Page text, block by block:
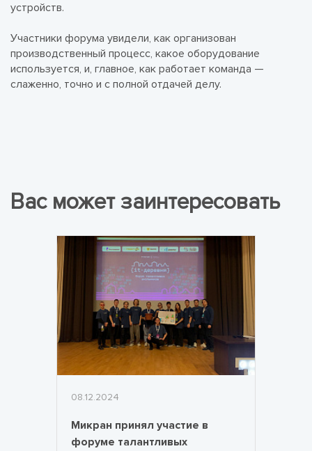
устройств.
Участники форума увидели, как организован
производственный процесс, какое оборудование
используется, и, главное, как работает команда —
слаженно, точно и с полной отдачей делу.
Вас может заинтересовать
08.12.2024
Микран принял участие в
форуме талантливых